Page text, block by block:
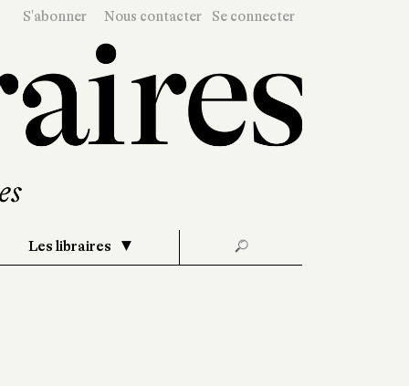
S'abonner Nous contacter Se connecter
Les libraires 🔎